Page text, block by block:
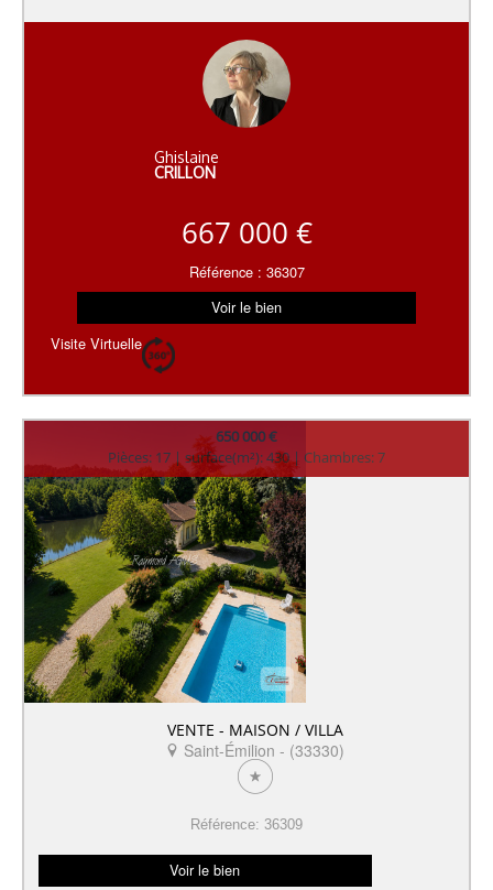
Ghislaine
CRILLON
667 000 €
Référence : 36307
Voir le bien
Visite Virtuelle
650 000 €
Pièces: 17 | surface(m²): 430 | Chambres: 7
VENTE - MAISON / VILLA
Saint-Émilion - (33330)
Référence: 36309
Voir le bien